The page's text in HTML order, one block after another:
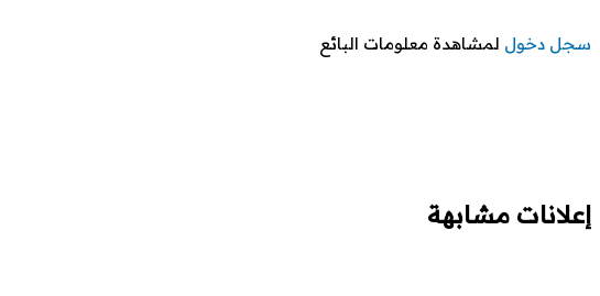
سجل دخول لمشاهدة معلومات البائع
إعلانات مشابهة